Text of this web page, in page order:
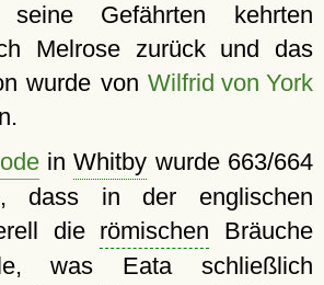
Gefährten kehrten
Melrose zurück und das
wurde von Wilfrid von York
inWhitby wurde 663/664
dass in der englischen
die römischen Bräuche
was Eata schließlich